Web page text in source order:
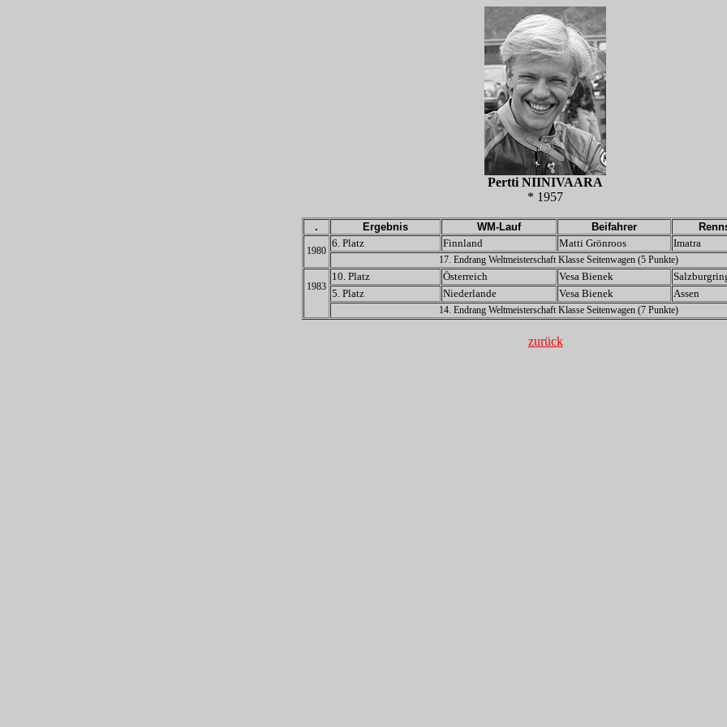
Pertti NIINIVAARA
* 1957
. Ergebnis WM-Lauf Beifahrer
1980
6. Platz Finnland Matti Grönroos Imatra
17. Endrang Weltmeisterschaft Klasse Seitenwagen (5 Punkte)
1983
10. Platz Österreich Vesa Bienek
5. Platz
Niederlande Vesa Bienek Assen
14. Endrang Weltmeisterschaft Klasse Seitenwagen (7 Punkte)
zurück